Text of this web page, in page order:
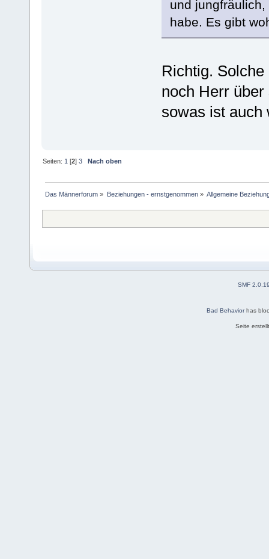
und
habe. Es gibt
Richtig.
noch Herr
sowas ist auch
Seiten: 1 [2]3 Nach oben
Das Männerforum » Beziehungen - ernstgenommen» Allgemeine
SMF
Bad Behaviorhas
Seite